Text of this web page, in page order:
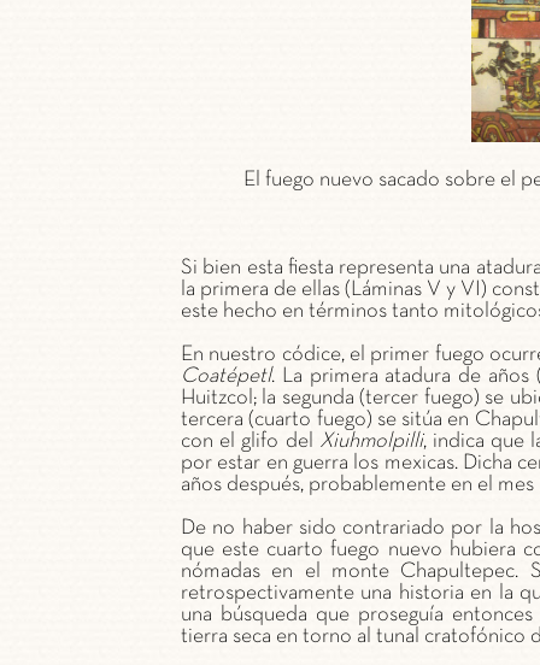
El fuego nuevo sacado sobre el
Si bien esta fiesta representa una
la primera de ellas (Láminas V y VI)
este hecho en términos tanto
En nuestro códice, el primer fuego
Coatépetl. La primera atadura de años
Huitzcol; la segunda (tercer fuego) se
tercera (cuarto fuego) se sitúa en
con el glifo del Xiuhmolpilli, indica que
por estar en guerra los mexicas. Dicha
años después, probablemente en el mes
De no haber sido contrariado por la
que este cuarto fuego nuevo hubiera
nómadas en el monte Chapultepec.
retrospectivamente una historia en la
una búsqueda que proseguía
tierra seca en torno al tunal cratofónico